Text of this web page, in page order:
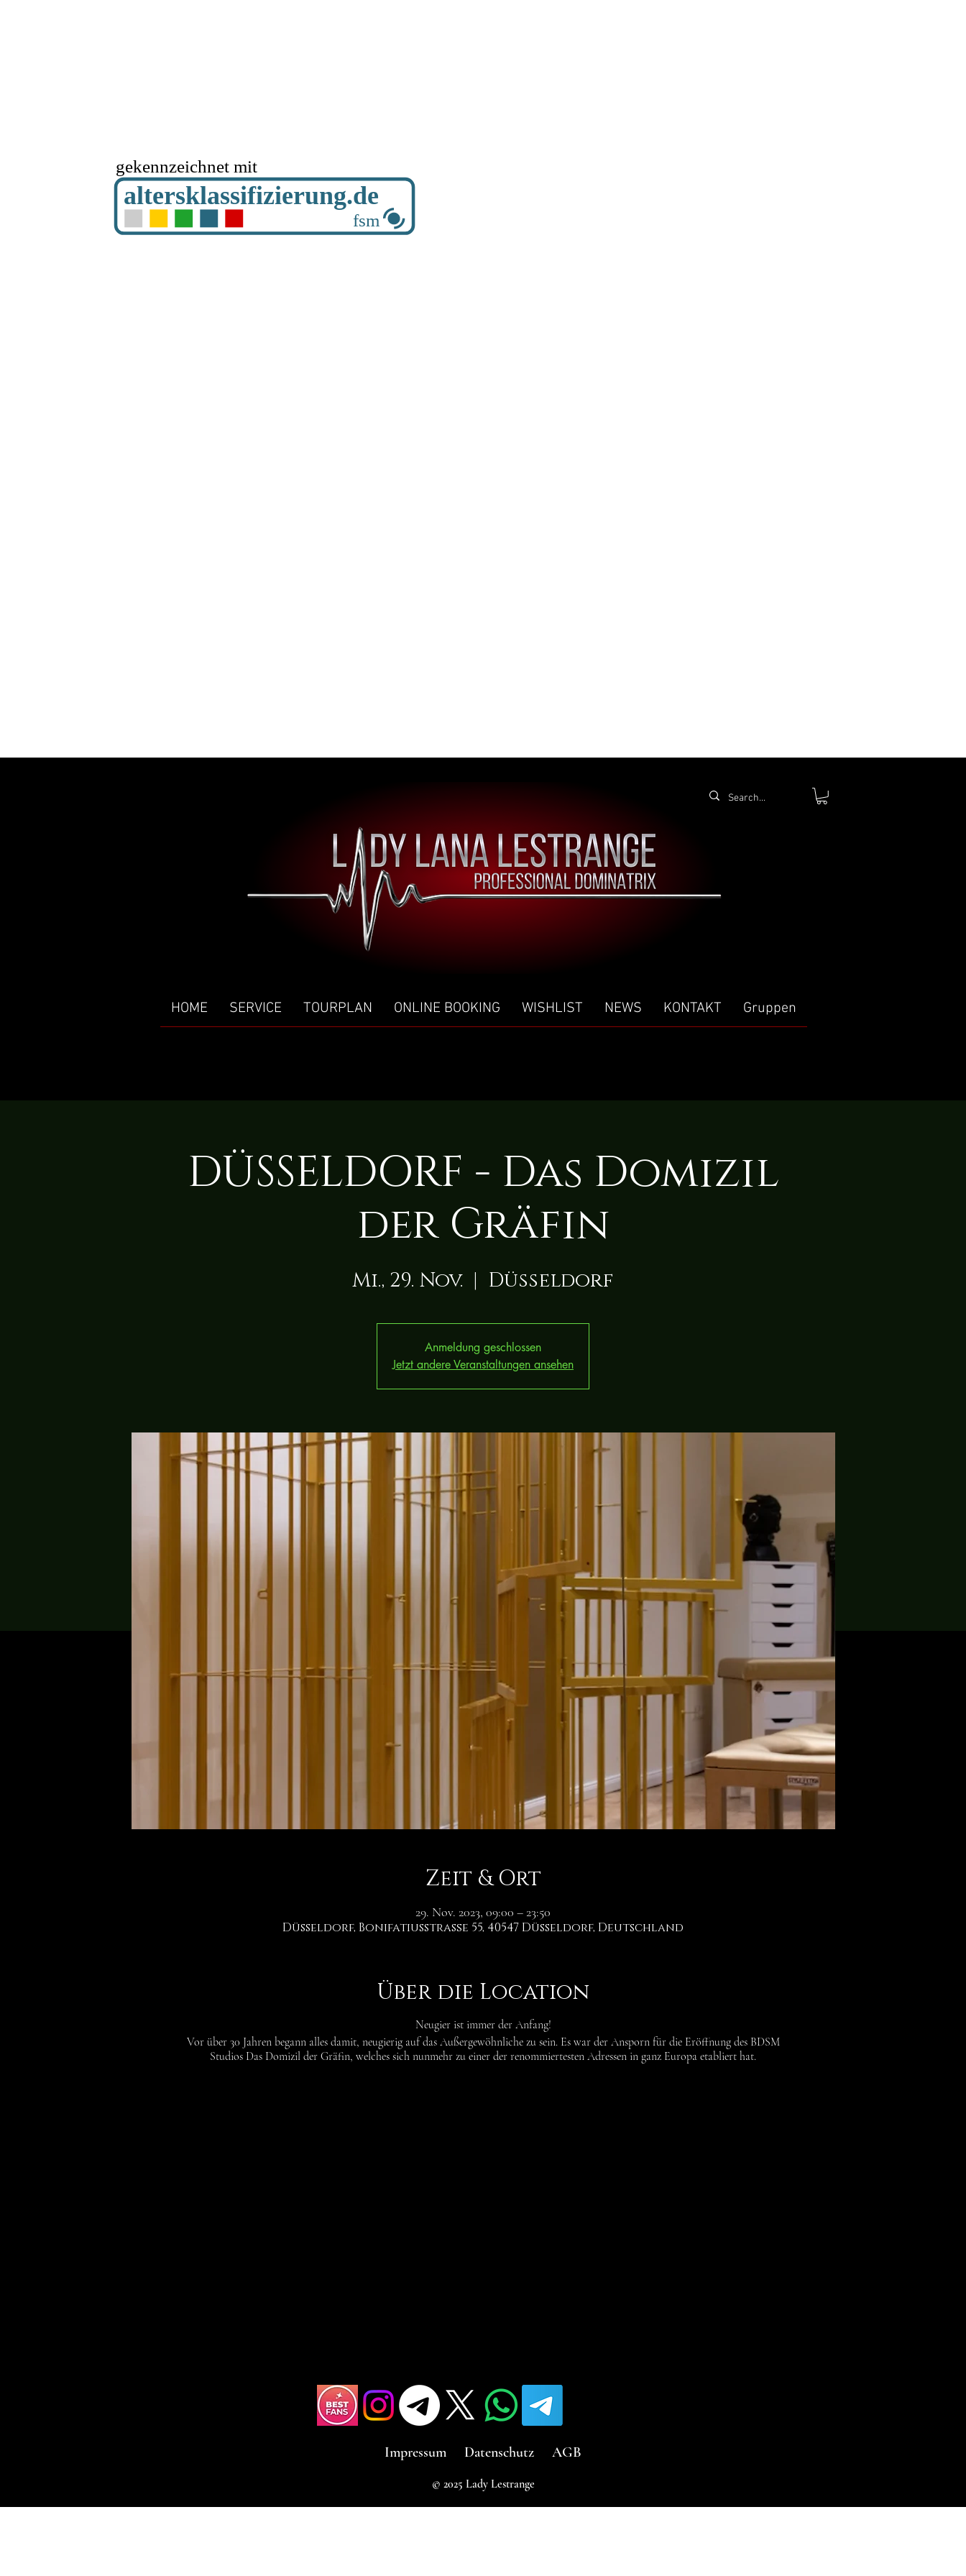
altersklassifizierung.de
fsm
gekennzeichnet mit
HOME SERVICE TOURPLAN ONLINE BOOKING WISHLIST NEWS KONTAKT Gruppen
DÜSSELDORF - Das Domizil
der Gräfin
Mi., 29. Nov.
  |
Düsseldorf
Anmeldung geschlossen
Jetzt andere Veranstaltungen ansehen
Zeit & Ort
29. Nov. 2023, 09:00 – 23:50
Düsseldorf, Bonifatiusstraße 55, 40547 Düsseldorf, Deutschland
Über die Location
Neugier ist immer der Anfang!
Vor über 30 Jahren begann alles damit, neugierig auf das Außergewöhnliche zu sein. Es war der Ansporn für die Eröffnung des BDSM
Studios Das Domizil der Gräfin, welches sich nunmehr zu einer der renommiertesten Adressen in ganz Europa etabliert hat.
Impressum Datenschutz AGB
© 2025 Lady Lestrange